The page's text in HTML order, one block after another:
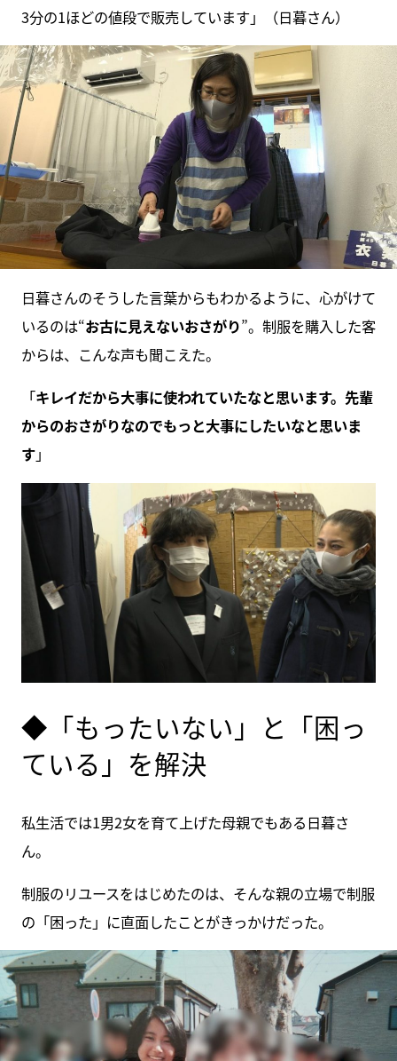
3分の1ほどの値段で販売しています」（日暮さん）
日暮さんのそうした言葉からもわかるように、心がけて
いるのは“お古に見えないおさがり”。制服を購入した客
からは、こんな声も聞こえた。
「キレイだから大事に使われていたなと思います。先輩
からのおさがりなのでもっと大事にしたいなと思いま
す」
◆「もったいない」と「困っ
ている」を解決
私生活では1男2女を育て上げた母親でもある日暮さ
ん。
制服のリユースをはじめたのは、そんな親の立場で制服
の「困った」に直面したことがきっかけだった。